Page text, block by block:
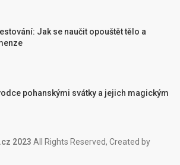
Jak se naučit opouštět tělo a
pohanskými svátky a jejich magickým
2023 All Rights Reserved, Created by